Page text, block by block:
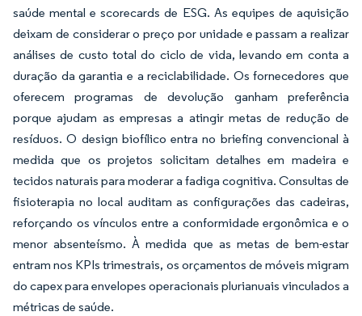
saúde mental e scorecards de ESG. As equipes de aquisição
deixam de considerar o preço por unidade e passam a realizar
análises de custo total do ciclo de vida, levando em conta a
duração da garantia e a reciclabilidade. Os fornecedores que
oferecem programas de devolução ganham preferência
porque ajudam as empresas a atingir metas de redução de
resíduos. O design biofílico entra no briefing convencional à
medida que os projetos solicitam detalhes em madeira e
tecidos naturais para moderar a fadiga cognitiva. Consultas de
fisioterapia no local auditam as configurações das cadeiras,
reforçando os vínculos entre a conformidade ergonômica e o
menor absenteísmo. À medida que as metas de bem-estar
entram nos KPIs trimestrais, os orçamentos de móveis migram
do capex para envelopes operacionais plurianuais vinculados a
métricas de saúde.